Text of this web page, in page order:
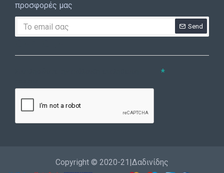
προσφορές μας
Send
Copyright © 2020-21|Δαδινίδης